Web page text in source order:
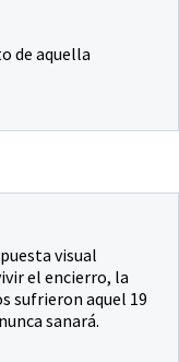
de aquella
visual
el encierro, la
sufrieron aquel 19
sanará.